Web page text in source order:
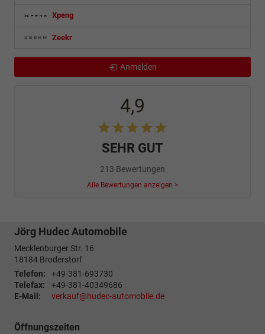
Xpeng
Zeekr
Anmelden
4,9
SEHR GUT
213 Bewertungen
Alle Bewertungen anzeigen >
Jörg Hudec Automobile
Mecklenburger Str. 16
18184 Broderstorf
Telefon:
+49-381-693730
Telefax:
+49-381-40349686
E-Mail:
verkauf@hudec-automobile.de
Öffnungszeiten